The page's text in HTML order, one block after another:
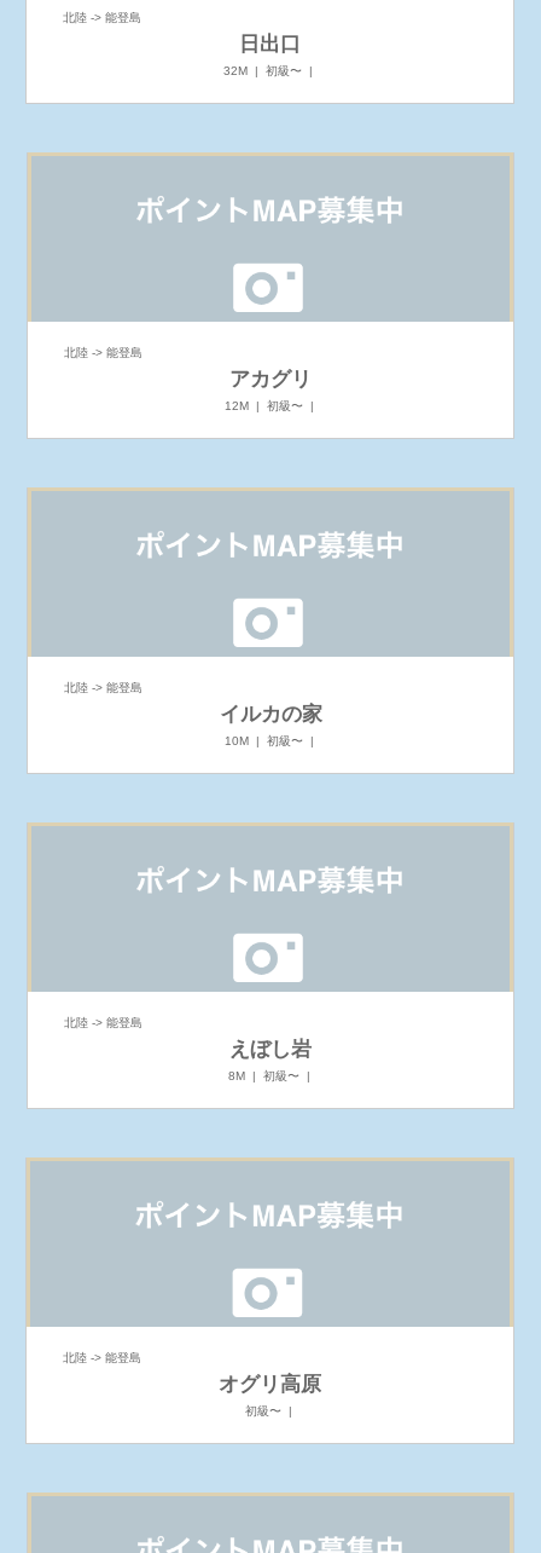
北陸 -> 能登島
日出口
32M | 初級〜 |
北陸 -> 能登島
アカグリ
12M | 初級〜 |
北陸 -> 能登島
イルカの家
10M | 初級〜 |
北陸 -> 能登島
えぼし岩
8M | 初級〜 |
北陸 -> 能登島
オグリ高原
初級〜 |